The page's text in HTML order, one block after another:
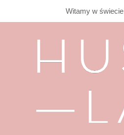
Witamy w świecie